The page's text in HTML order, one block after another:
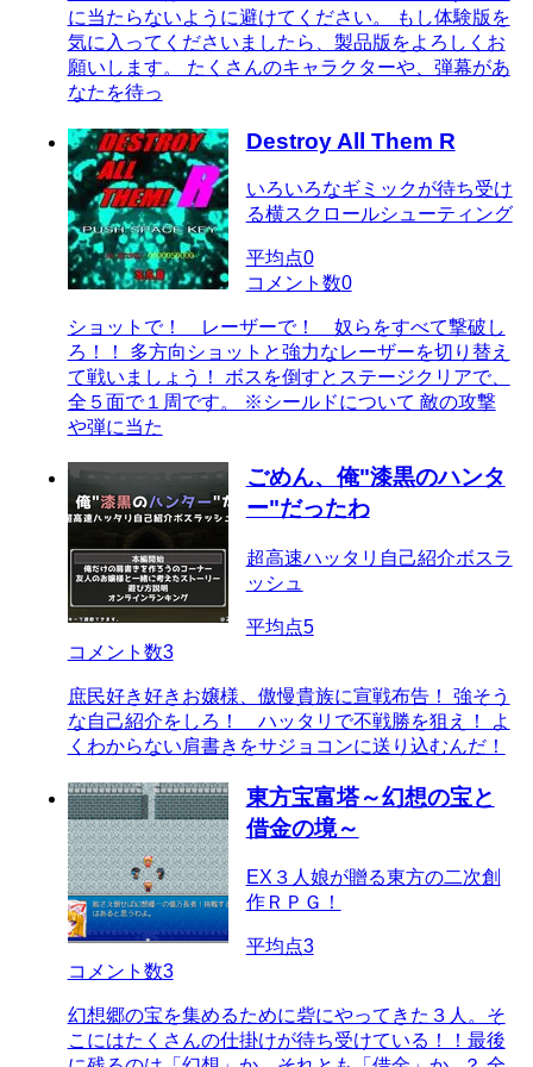
に当たらないように避けてください。 もし体験版を
気に入ってくださいましたら、製品版をよろしくお
願いします。 たくさんのキャラクターや、弾幕があ
なたを待っ
Destroy All Them R
いろいろなギミックが待ち受け
る横スクロールシューティング
平均点0
コメント数0
ショットで！ レーザーで！ 奴らをすべて撃破し
ろ！！ 多方向ショットと強力なレーザーを切り替え
て戦いましょう！ ボスを倒すとステージクリアで、
全５面で１周です。 ※シールドについて 敵の攻撃
や弾に当た
ごめん、俺"漆黒のハンタ
ー"だったわ
超高速ハッタリ自己紹介ボスラ
ッシュ
平均点5
コメント数3
庶民好き好きお嬢様、傲慢貴族に宣戦布告！ 強そう
な自己紹介をしろ！ ハッタリで不戦勝を狙え！ よ
くわからない肩書きをサジョコンに送り込むんだ！
東方宝富塔～幻想の宝と
借金の境～
EX３人娘が贈る東方の二次創
作ＲＰＧ！
平均点3
コメント数3
幻想郷の宝を集めるために砦にやってきた３人。そ
こにはたくさんの仕掛けが待ち受けている！！最後